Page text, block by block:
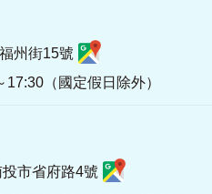
州街15號
（國定假日除外）
市省府路4號